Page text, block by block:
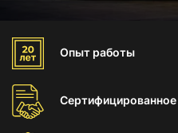
Опыт работы
Сертифицированное